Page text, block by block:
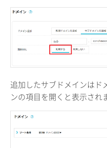
追加したサブドメインはド
ンの項目を開くと表示され